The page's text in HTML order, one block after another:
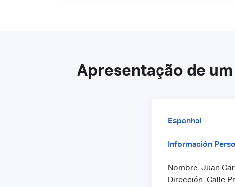
Apresentação de
Espanhol
Información
Nombre: Juan
Dirección: Calle